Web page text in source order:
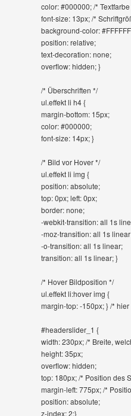
color: #000000; /*
font-size: 13px; /*
background-color:
position: relative;
text-decoration: none;
overflow: hidden; }
/* Überschriften */
ul.effekt li h4 {
margin-bottom: 15px;
color: #000000;
font-size: 14px; }
/* Bild vor Hover */
ul.effekt li img {
position: absolute;
top: 0px; left: 0px;
border: none;
-webkit-transition: all 1s
-moz-transition: all 1s
-o-transition: all 1s linear;
transition: all 1s linear; }
/* Hover Bildposition */
ul.effekt li:hover img {
margin-top: -150px; } /*
#headerslider_1 {
width: 230px; /* Breite,
height: 35px;
overflow: hidden;
top: 180px; /* Position des
margin-left: 775px; /*
position: absolute;
z-index: 2;}